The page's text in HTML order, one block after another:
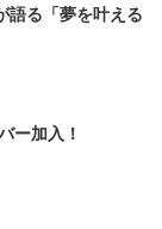
語る「夢を叶える
ー加入！